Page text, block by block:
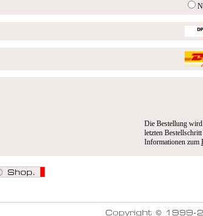
Die Bestellung
letzten
Informationen zum